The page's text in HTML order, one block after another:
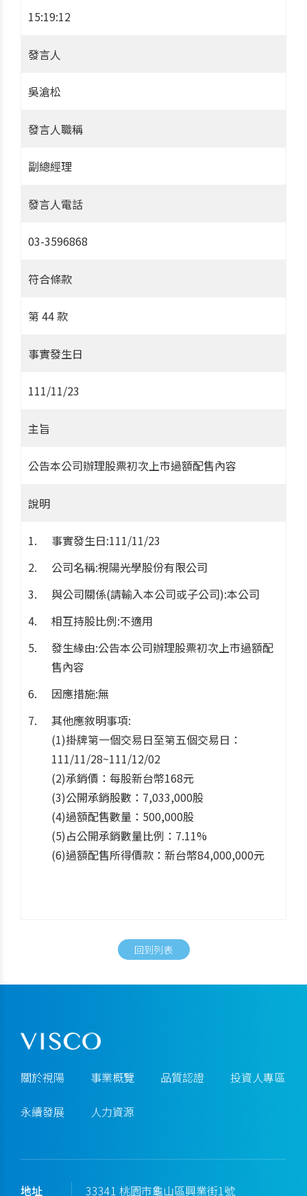
15:19:12
發言人
吳滄松
發言人職稱
副總經理
發言人電話
03-3596868
符合條款
第 44 款
事實發生日
111/11/23
主旨
公告本公司辦理股票初次上市過額配售內容
說明
事實發生日:111/11/23
公司名稱:視陽光學股份有限公司
與公司關係(請輸入本公司或子公司):本公司
相互持股比例:不適用
發生緣由:公告本公司辦理股票初次上市過額配
售內容
因應措施:無
其他應敘明事項:
(1)掛牌第一個交易日至第五個交易日：
111/11/28~111/12/02
(2)承銷價：每股新台幣168元
(3)公開承銷股數：7,033,000股
(4)過額配售數量：500,000股
(5)占公開承銷數量比例：7.11%
(6)過額配售所得價款：新台幣84,000,000元
回到列表
關於視陽 事業概覽 品質認證 投資人專區
永續發展 人力資源
地址 33341 桃園市龜山區興業街1號